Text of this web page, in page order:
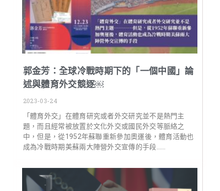
郭金芳：全球冷戰時期下的「一個中國」論
述與體育外交競逐￼
2023-03-24
「體育外交」在體育研究或者外交研究並不是熱門主
題，而且經常被放置於文化外交或國民外交等脈絡之
中，但是，從1952年蘇聯重新參加奧運後，體育活動也
成為冷戰時期美蘇兩大陣營外交宣傳的手段……